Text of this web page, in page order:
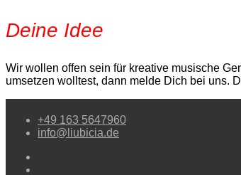
Deine Idee
Wir wollen offen sein für kreative musische
umsetzen wolltest, dann melde Dich bei uns.
+49 163 5647960
info@liubicia.de